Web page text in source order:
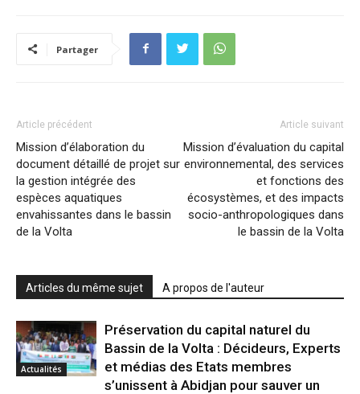
Partager
Article précédent
Mission d’élaboration du
document détaillé de projet sur
la gestion intégrée des
espèces aquatiques
envahissantes dans le bassin
de la Volta
Article suivant
Mission d’évaluation du capital
environnemental, des services
et fonctions des
écosystèmes, et des impacts
socio-anthropologiques dans
le bassin de la Volta
Articles du même sujet A propos de l'auteur
Actualités
Préservation du capital naturel du
Bassin de la Volta : Décideurs, Experts
et médias des Etats membres
s’unissent à Abidjan pour sauver un